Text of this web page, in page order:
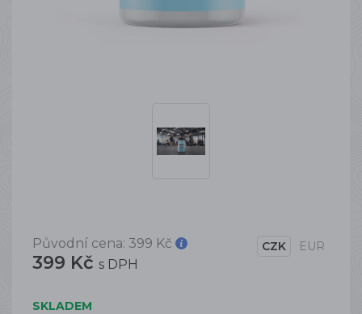
Původní cena: 399 Kč
399 Kč s DPH
CZK EUR
SKLADEM